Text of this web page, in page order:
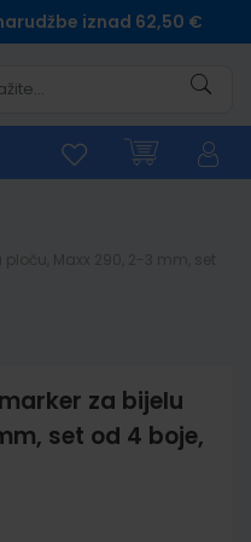
iznad 62,50 €
za bijelu
set od 4 boje,